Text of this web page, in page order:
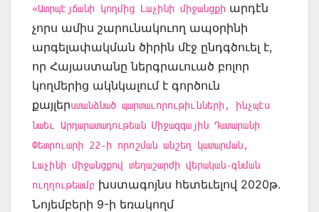
«Ատրպէյճանի կողմից Լաչինի միջանցքի արդէն
չորս ամիս շարունակուող ապօրինի
արգելափակման ծիրին մէջ ընդգծուել է,
որ Հայաստանը ներգրաւուած բոլոր
կողմերից ակնկալում է գործուն
քայլերստանձնած պարտաւորութիւնների, ինչպէս
նաեւ Արդարատադութեան Միջազգային Դատարանի
Փետրուարի 22-ի որոշման անշեղ կատարման,
Լաչինի միջանցքով տեղաշարժի վերական-գնման
ուղղութեամբ խստագոյնս հետեւելով 2020թ.
Նոյեմբերի 9-ի եռակողմ